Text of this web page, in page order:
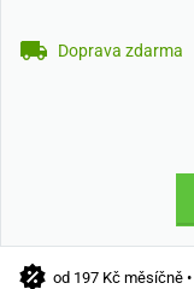
Doprava zdarma
od 197 Kč měsíčně •